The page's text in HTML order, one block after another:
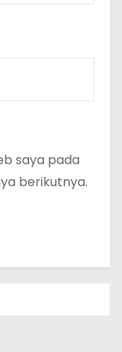
saya pada
berikutnya.